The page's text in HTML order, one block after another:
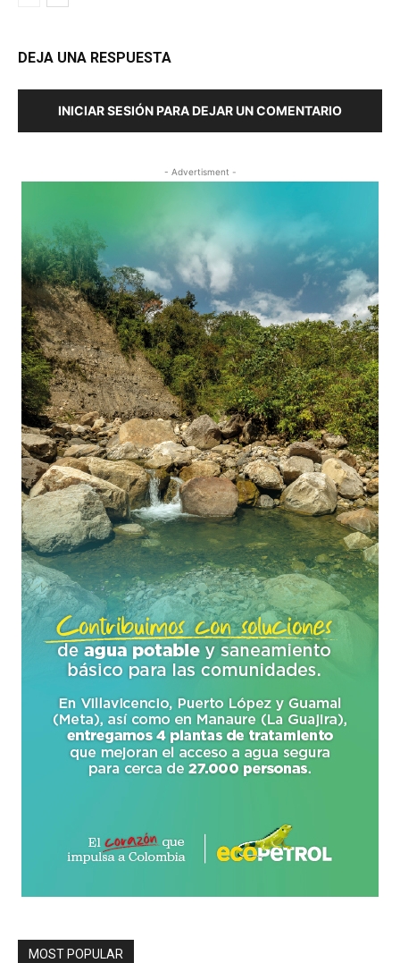
DEJA UNA RESPUESTA
INICIAR SESIÓN PARA DEJAR UN COMENTARIO
- Advertisment -
MOST POPULAR